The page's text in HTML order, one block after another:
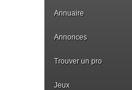
Annuaire
Annonces
Trouver un pro
Jeux